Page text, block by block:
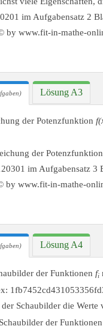
Lösung A3
der Potenzfunktion
Lösung A4
der Funktionen fi
Schaubilder die Werte